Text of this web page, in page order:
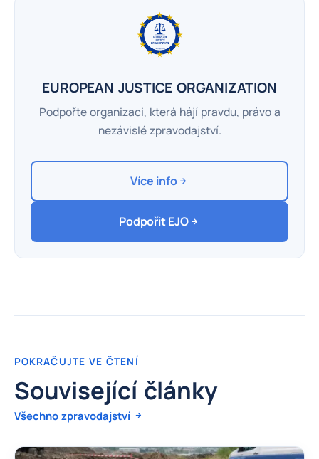
EUROPEAN JUSTICE ORGANIZATION
Podpořte organizaci, která hájí pravdu, právo a
nezávislé zpravodajství.
Více info
Podpořit EJO
POKRAČUJTE VE ČTENÍ
Související články
Všechno zpravodajství